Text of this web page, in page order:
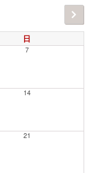
日
7
14
21